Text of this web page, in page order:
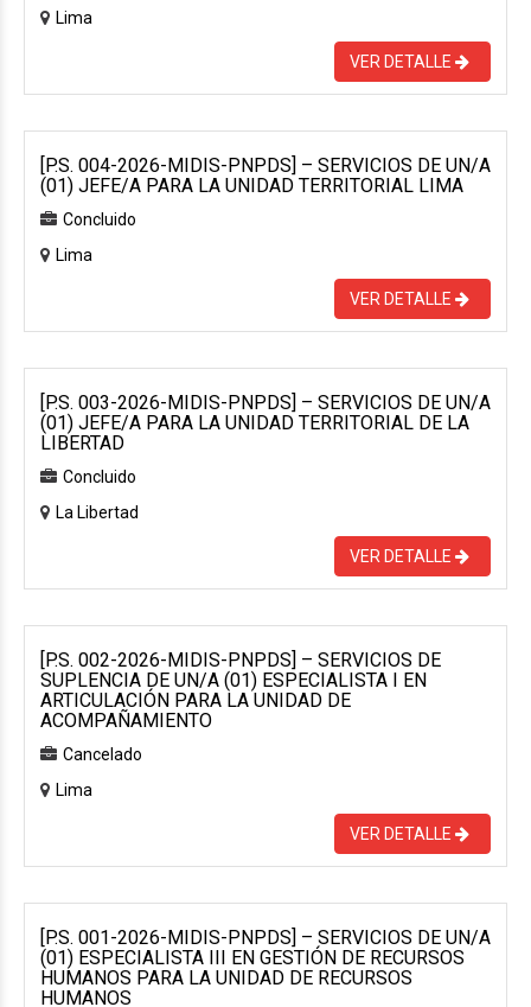
Lima
VER DETALLE
[P.S. 004-2026-MIDIS-PNPDS] – SERVICIOS DE UN/A
(01) JEFE/A PARA LA UNIDAD TERRITORIAL LIMA
Concluido
Lima
VER DETALLE
[P.S. 003-2026-MIDIS-PNPDS] – SERVICIOS DE UN/A
(01) JEFE/A PARA LA UNIDAD TERRITORIAL DE LA
LIBERTAD
Concluido
La Libertad
VER DETALLE
[P.S. 002-2026-MIDIS-PNPDS] – SERVICIOS DE
SUPLENCIA DE UN/A (01) ESPECIALISTA I EN
ARTICULACIÓN PARA LA UNIDAD DE
ACOMPAÑAMIENTO
Cancelado
Lima
VER DETALLE
[P.S. 001-2026-MIDIS-PNPDS] – SERVICIOS DE UN/A
(01) ESPECIALISTA III EN GESTIÓN DE RECURSOS
HUMANOS PARA LA UNIDAD DE RECURSOS
HUMANOS